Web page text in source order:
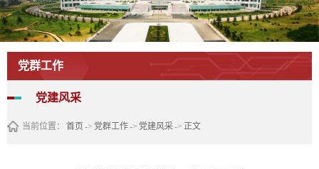
党群工作
党建风采
当前位置： 首页 -> 党群工作-> 党建风采-> 正文